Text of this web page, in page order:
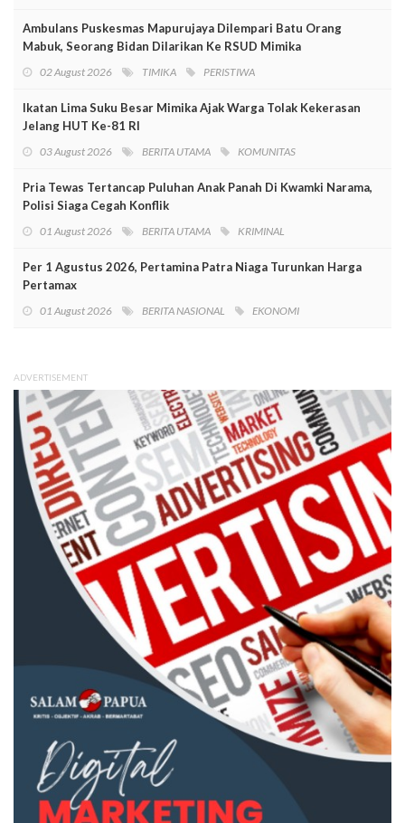
Ambulans Puskesmas Mapurujaya Dilempari Batu Orang
Mabuk, Seorang Bidan Dilarikan Ke RSUD Mimika
02 August 2026 TIMIKA PERISTIWA
Ikatan Lima Suku Besar Mimika Ajak Warga Tolak Kekerasan
Jelang HUT Ke-81 RI
03 August 2026 BERITA UTAMA KOMUNITAS
Pria Tewas Tertancap Puluhan Anak Panah Di Kwamki Narama,
Polisi Siaga Cegah Konflik
01 August 2026 BERITA UTAMA KRIMINAL
Per 1 Agustus 2026, Pertamina Patra Niaga Turunkan Harga
Pertamax
01 August 2026 BERITA NASIONAL EKONOMI
ADVERTISEMENT